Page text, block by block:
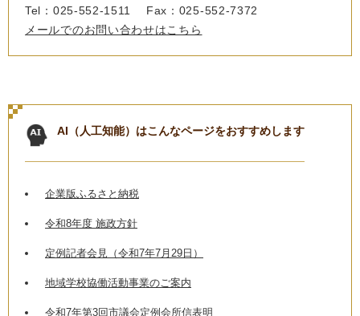
Tel：025-552-1511
Fax：025-552-7372
メールでのお問い合わせはこちら
AI（人工知能）はこんなページをおすすめします
企業版ふるさと納税
令和8年度 施政方針
定例記者会見（令和7年7月29日）
地域学校協働活動事業のご案内
令和7年第3回市議会定例会所信表明